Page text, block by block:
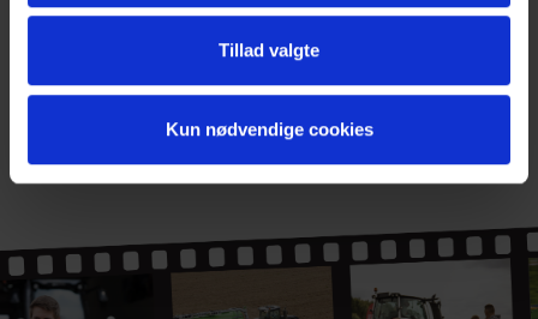
Tillad valgte
Kun nødvendige cookies